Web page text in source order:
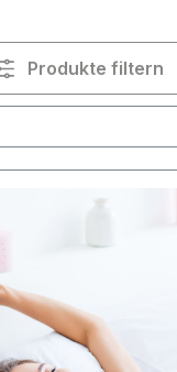
Produkte filtern